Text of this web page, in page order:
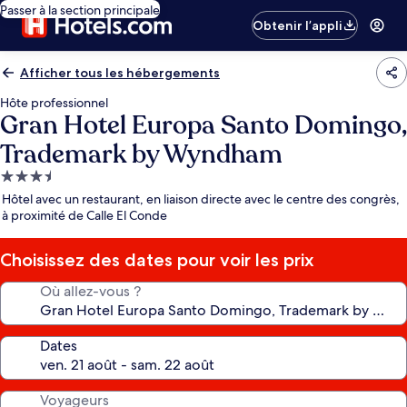
Passer à la section principale
Obtenir l’appli
Afficher tous les hébergements
Hôte professionnel
Gran Hotel Europa Santo Domingo,
Trademark by Wyndham
Hébergement
3.5 étoiles
Hôtel avec un restaurant, en liaison directe avec le centre des congrès,
à proximité de Calle El Conde
Choisissez des dates pour voir les prix
Où allez-vous ?
Dates
Voyageurs